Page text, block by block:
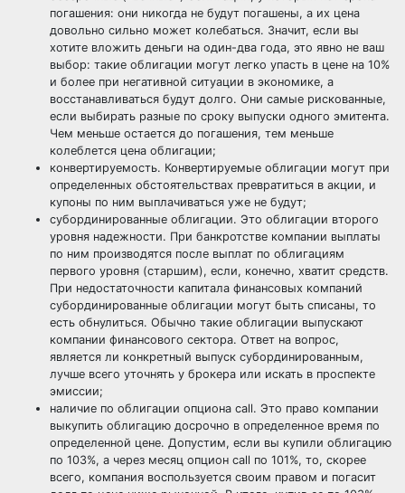
погашения: они никогда не будут погашены, а их цена
довольно сильно может колебаться. Значит, если вы
хотите вложить деньги на один-два года, это явно не ваш
выбор: такие облигации могут легко упасть в цене на 10%
и более при негативной ситуации в экономике, а
восстанавливаться будут долго. Они самые рискованные,
если выбирать разные по сроку выпуски одного эмитента.
Чем меньше остается до погашения, тем меньше
колеблется цена облигации;
конвертируемость. Конвертируемые облигации могут при
определенных обстоятельствах превратиться в акции, и
купоны по ним выплачиваться уже не будут;
субординированные облигации. Это облигации второго
уровня надежности. При банкротстве компании выплаты
по ним производятся после выплат по облигациям
первого уровня (старшим), если, конечно, хватит средств.
При недостаточности капитала финансовых компаний
субординированные облигации могут быть списаны, то
есть обнулиться. Обычно такие облигации выпускают
компании финансового сектора. Ответ на вопрос,
является ли конкретный выпуск субординированным,
лучше всего уточнять у брокера или искать в проспекте
эмиссии;
наличие по облигации опциона call. Это право компании
выкупить облигацию досрочно в определенное время по
определенной цене. Допустим, если вы купили облигацию
по 103%, а через месяц опцион call по 101%, то, скорее
всего, компания воспользуется своим правом и погасит